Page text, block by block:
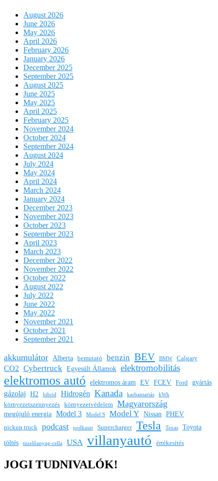
August 2026
June 2026
May 2026
April 2026
February 2026
January 2026
December 2025
September 2025
August 2025
June 2025
May 2025
April 2025
February 2025
November 2024
October 2024
September 2024
August 2024
July 2024
May 2024
April 2024
March 2024
January 2024
December 2023
November 2023
October 2023
September 2023
April 2023
March 2023
December 2022
November 2022
October 2022
August 2022
July 2022
June 2022
May 2022
November 2021
October 2021
September 2021
akkumulátor Alberta bemutató benzin BEV BMW Calgary
CO2 Cybertruck Egyesült Államok elektromobilitás
elektromos autó elektromos áram EV FCEV Ford gyártás
gázolaj H2 hibrid Hidrogén Kanada karbantartás kWh
környezetszennyezés környezetvédelem Magyarország
megújuló energia Model 3 Model S Model Y Nissan PHEV
pickup truck podcast podkaszt Supercharger Tesla Texas
Toyota
töltés
tüzelőanyag-cella USA villanyautó értékesítés
JOGI TUDNIVALÓK!